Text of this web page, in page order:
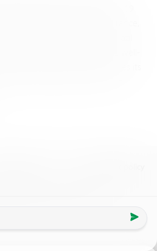
fertilizers, operating through 19
production sites in Israel, France,
blending facilities in Brazil
extensive infrastructure and well-
networks, Haifa makes its
available to growers in
Negev technologies LTD